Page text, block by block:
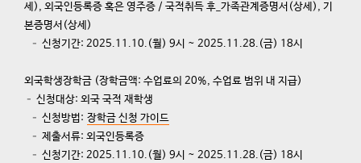
세), 외국인등록증 혹은 영주증 / 국적취득 후_가족관계증명서(상세), 기
본증명서(상세)
– 신청기간: 2025.11.10.(월) 9시 ~ 2025.11.28.(금) 18시
외국학생장학금 (장학금액: 수업료의 20%, 수업료 범위 내 지급)
– 신청대상: 외국 국적 재학생
– 신청방법: 장학금 신청 가이드
– 제출서류: 외국인등록증
– 신청기간: 2025.11.10.(월) 9시 ~ 2025.11.28.(금) 18시